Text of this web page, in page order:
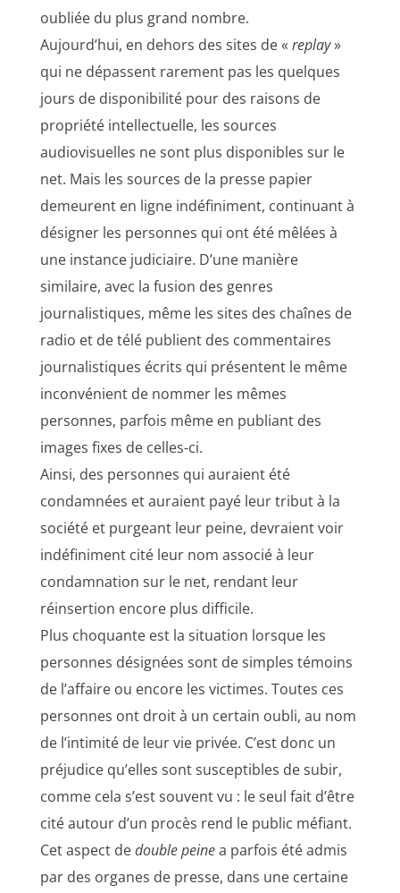
oubliée du plus grand nombre.
Aujourd’hui, en dehors des sites de « replay»
qui ne dépassent rarement pas les quelques
jours de disponibilité pour des raisons de
propriété intellectuelle, les sources
audiovisuelles ne sont plus disponibles sur le
net. Mais les sources de la presse papier
demeurent en ligne indéfiniment, continuant à
désigner les personnes qui ont été mêlées à
une instance judiciaire. D’une manière
similaire, avec la fusion des genres
journalistiques, même les sites des chaînes de
radio et de télé publient des commentaires
journalistiques écrits qui présentent le même
inconvénient de nommer les mêmes
personnes, parfois même en publiant des
images fixes de celles-ci.
Ainsi, des personnes qui auraient été
condamnées et auraient payé leur tribut à la
société et purgeant leur peine, devraient voir
indéfiniment cité leur nom associé à leur
condamnation sur le net, rendant leur
réinsertion encore plus difficile.
Plus choquante est la situation lorsque les
personnes désignées sont de simples témoins
de l’affaire ou encore les victimes. Toutes ces
personnes ont droit à un certain oubli, au nom
de l’intimité de leur vie privée. C’est donc un
préjudice qu’elles sont susceptibles de subir,
comme cela s’est souvent vu : le seul fait d’être
cité autour d’un procès rend le public méfiant.
Cet aspect dedouble peinea parfois été admis
par des organes de presse, dans une certaine